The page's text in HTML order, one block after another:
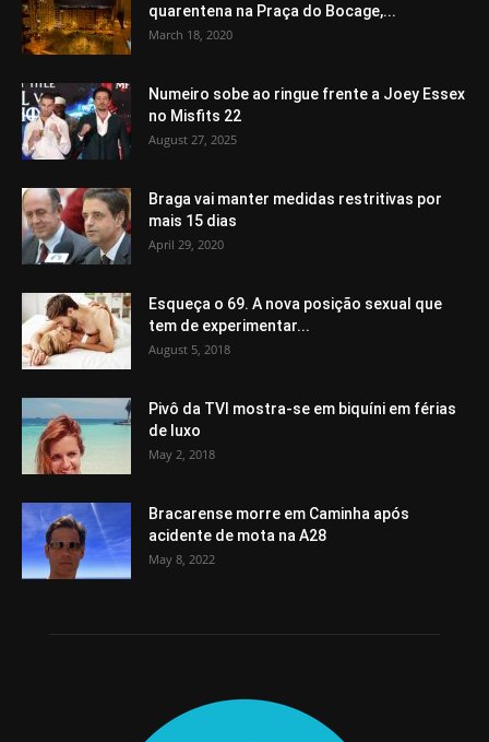
quarentena na Praça do Bocage,...
March 18, 2020
Numeiro sobe ao ringue frente a Joey Essex
no Misfits 22
August 27, 2025
Braga vai manter medidas restritivas por
mais 15 dias
April 29, 2020
Esqueça o 69. A nova posição sexual que
tem de experimentar...
August 5, 2018
Pivô da TVI mostra-se em biquíni em férias
de luxo
May 2, 2018
Bracarense morre em Caminha após
acidente de mota na A28
May 8, 2022